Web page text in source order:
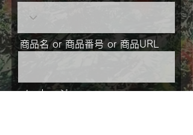
商品名 or 商品番号 or 商品URL
メッセージ